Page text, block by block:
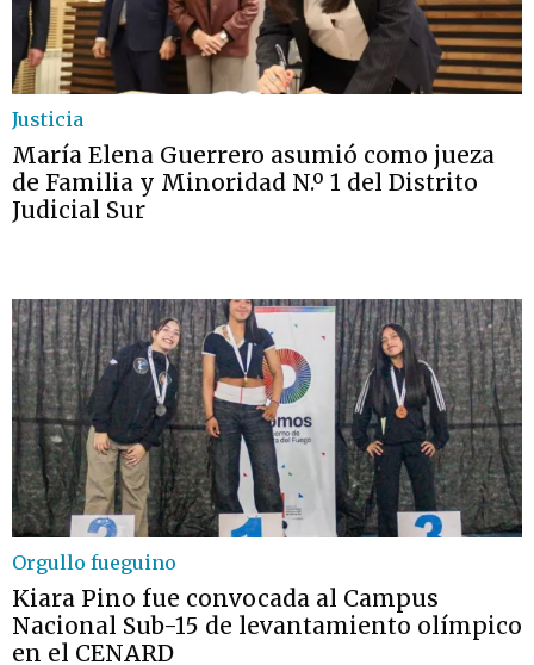
Justicia
María Elena Guerrero asumió como jueza
de Familia y Minoridad N.º 1 del Distrito
Judicial Sur
Orgullo fueguino
Kiara Pino fue convocada al Campus
Nacional Sub-15 de levantamiento olímpico
en el CENARD